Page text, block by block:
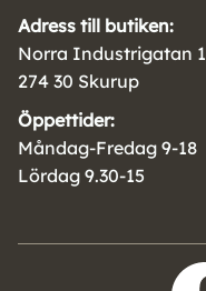
Adress till butiken:
Norra Industrigatan 1
274 30 Skurup
Öppettider:
Måndag-Fredag 9-18
Lördag 9.30-15